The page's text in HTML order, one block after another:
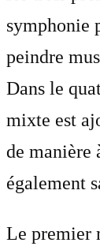
symphonie
peindre
Dans le
mixte est
de manière
également
Le premier